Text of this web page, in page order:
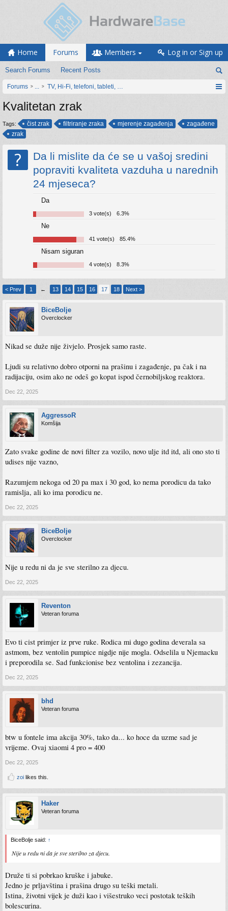
Home Forums
Search Forums Recent Posts
Members Log in or Sign up
Forums ... TV, Hi-Fi, telefoni, tableti, satovi, IoT oprema
Kvalitetan zrak
Tags: čist zrak filtriranje zraka mjerenje zagađenja
zagađene
zrak
?
Da li mislite da će se u vašoj sredini
popraviti kvaliteta vazduha u narednih
24 mjeseca?
Da
3 vote(s) 6.3%
Ne
41 vote(s) 85.4%
Nisam siguran
4 vote(s) 8.3%
< Prev 1 ← 13 14 15 16 17 18 Next >
BiceBolje
Overclocker
Nikad se duže nije živjelo. Prosjek samo raste.
Ljudi su relativno dobro otporni na prašinu i zagađenje, pa čak i na
radijaciju, osim ako ne odeš go kopat ispod černobiljskog reaktora.
Dec 22, 2025
AggressoR
Komšija
Zato svake godine de novi filter za vozilo, novo ulje itd itd, ali ono sto ti
udises nije vazno,
Razumjem nekoga od 20 pa max i 30 god, ko nema porodicu da tako
ramislja, ali ko ima porodicu ne.
Dec 22, 2025
BiceBolje
Overclocker
Nije u redu ni da je sve sterilno za djecu.
Dec 22, 2025
Reventon
Veteran foruma
Evo ti cist primjer iz prve ruke. Rodica mi dugo godina deverala sa
astmom, bez ventolin pumpice nigdje nije mogla. Odselila u Njemacku
i preporodila se. Sad funkcionise bez ventolina i zezancija.
Dec 22, 2025
bhd
Veteran foruma
btw u fontele ima akcija 30%, tako da... ko hoce da uzme sad je
vrijeme. Ovaj xiaomi 4 pro = 400
Dec 22, 2025
zoi likes this.
Haker
Veteran foruma
BiceBolje said: ↑
Nije u redu ni da je sve sterilno za djecu.
Druže ti si pobrkao kruške i jabuke.
Jedno je prljavština i prašina drugo su teški metali.
Istina, životni vijek je duži kao i višestruko veci postotak teških
bolescurina.